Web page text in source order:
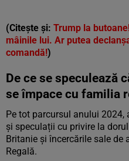
(Citește și: Trump la
mâinile lui. Ar putea
comandă!)
De ce se speculează
se împace cu familia
Pe tot parcursul anului
și speculații cu privire la
Britanie și încercările sale de
Regală.